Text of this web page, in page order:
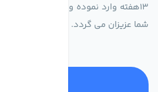
13هفته وارد نموده و این عمر باعث
شما عزیزان می گردد.